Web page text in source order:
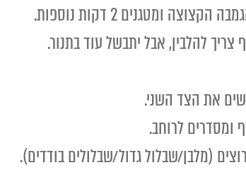
להלבין, אבל יתבשל עוד בתנור.
את הצד השני.
ומסדרים לרוחב.
(מלבן/שבלול גדול/שבלולים בודדים).